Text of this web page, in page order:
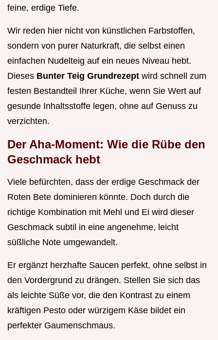
feine, erdige Tiefe.
Wir reden hier nicht von künstlichen Farbstoffen,
sondern von purer Naturkraft, die selbst einen
einfachen Nudelteig auf ein neues Niveau hebt.
Dieses Bunter Teig Grundrezept wird schnell zum
festen Bestandteil Ihrer Küche, wenn Sie Wert auf
gesunde Inhaltsstoffe legen, ohne auf Genuss zu
verzichten.
Der Aha-Moment: Wie die Rübe den
Geschmack hebt
Viele befürchten, dass der erdige Geschmack der
Roten Bete dominieren könnte. Doch durch die
richtige Kombination mit Mehl und Ei wird dieser
Geschmack subtil in eine angenehme, leicht
süßliche Note umgewandelt.
Er ergänzt herzhafte Saucen perfekt, ohne selbst in
den Vordergrund zu drängen. Stellen Sie sich das
als leichte Süße vor, die den Kontrast zu einem
kräftigen Pesto oder würzigem Käse bildet ein
perfekter Gaumenschmaus.